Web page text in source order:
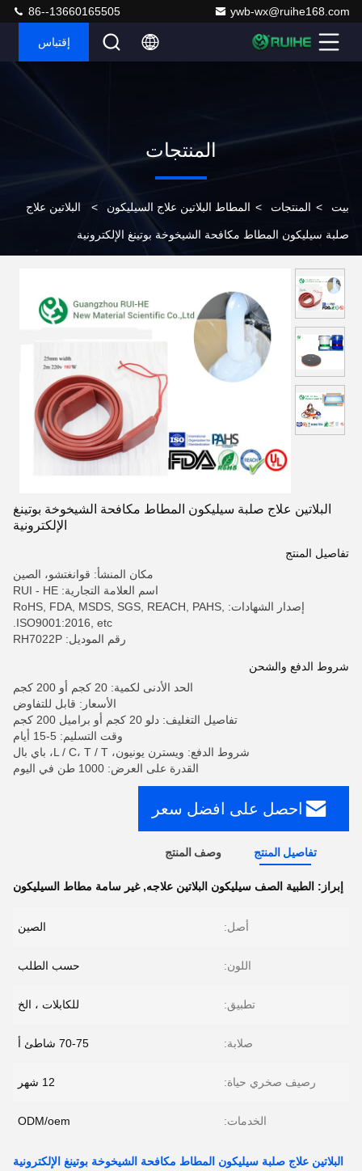
ywb-wx@ruihe168.com
86--13660165505
إقتباس
المنتجات
بيت > المنتجات > المطاط البلاتين علاج السيليكون > البلاتين علاج
صلبة سيليكون المطاط مكافحة الشيخوخة بوتينغ الإلكترونية
البلاتين علاج صلبة سيليكون المطاط مكافحة الشيخوخة بوتينغ
الإلكترونية
تفاصيل المنتج
مكان المنشأ: قوانغتشو، الصين
اسم العلامة التجارية: RUI - HE
إصدار الشهادات: RoHS, FDA, MSDS, SGS, REACH, PAHS,
ISO9001:2016, etc.
رقم الموديل: RH7022P
شروط الدفع والشحن
الحد الأدنى لكمية: 20 كجم أو 200 كجم
الأسعار: قابل للتفاوض
تفاصيل التغليف: دلو 20 كجم أو براميل 200 كجم
وقت التسليم: 5-15 أيام
شروط الدفع: ويسترن يونيون، L / C، T / T، باي بال
القدرة على العرض: 1000 طن في اليوم
احصل على افضل سعر
تفاصيل المنتج وصف المنتج
إبراز: الطبية الصف سيليكون البلاتين علاجه,غير سامة مطاط السيليكون
أصل: الصين
اللون: حسب الطلب
تطبيق: للكابلات ، الخ
صلابة: 70-75 شاطئ أ
رصيف صخري حياة: 12 شهر
الخدمات: ODM/oem
البلاتين علاج صلبة سيليكون المطاط مكافحة الشيخوخة بوتينغ الإلكترونية